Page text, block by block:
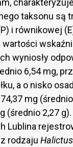
taksonu są
i równikowej
wyniosły
6,54 mg,
a o nisko
mg
(średnio 2,27
Lublina
rodzaju Halictus